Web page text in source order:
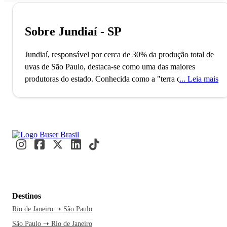
Sobre Jundiaí - SP
Jundiaí, responsável por cerca de 30% da produção total de
uvas de São Paulo, destaca-se como uma das maiores
produtoras do estado. Conhecida como a "terra da uva e do
Turística do Vinho, que é uma das principais atrações da
cidade, promete encantar os visitantes com o sabor dos
você aproveita o conforto e o tempo livre para relaxar, sem
se preocupar com a direção. O atendimento está disponível
24h, garantindo segurança e facilidade na sua experiência.
Leia mais
Destinos
Rio de Janeiro ➝ São Paulo
São Paulo ➝ Rio de Janeiro